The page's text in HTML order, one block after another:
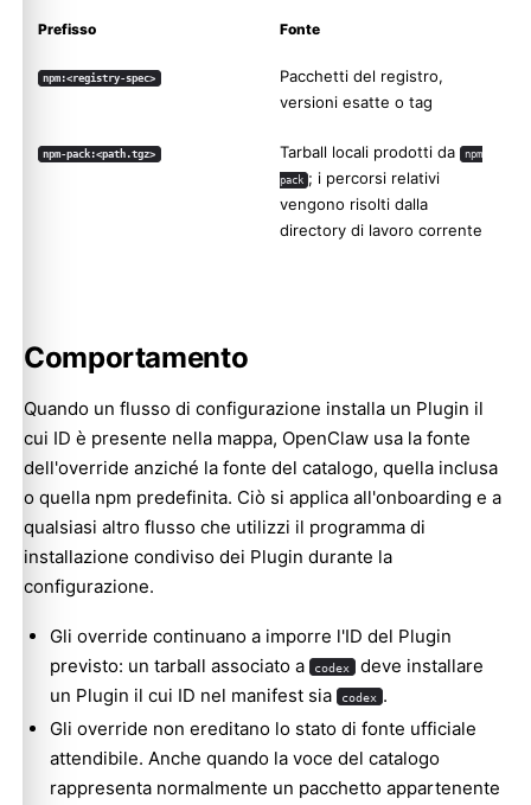
Prefisso Fonte
npm:<registry-spec>
Pacchetti del registro,
versioni esatte o tag
npm-pack:<path.tgz> Tarball locali prodotti da npm
pack ; i percorsi relativi
vengono risolti dalla
directory di lavoro corrente
Comportamento
Quando un flusso di configurazione installa un Plugin il
cui ID è presente nella mappa, OpenClaw usa la fonte
dell'override anziché la fonte del catalogo, quella inclusa
o quella npm predefinita. Ciò si applica all'onboarding e a
qualsiasi altro flusso che utilizzi il programma di
installazione condiviso dei Plugin durante la
configurazione.
Gli override continuano a imporre l'ID del Plugin
previsto: un tarball associato a
codex
deve installare
un Plugin il cui ID nel manifest sia
codex .
Gli override non ereditano lo stato di fonte ufficiale
attendibile. Anche quando la voce del catalogo
rappresenta normalmente un pacchetto appartenente